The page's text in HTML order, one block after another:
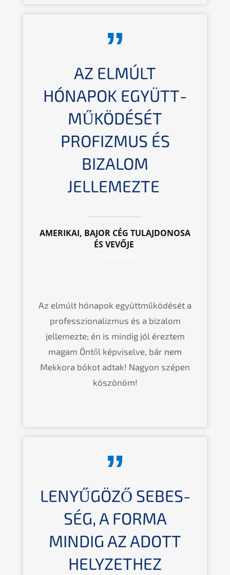
AZ ELMÚLT
HÓNAPOK EGYÜTT­
MŰ­KÖ­DÉ­SÉT
PROFIZ­MUS ÉS
BIZALOM
JELLEMEZTE
AMERI­KAI, BAJOR CÉG TULAJ­DO­NO­SA
ÉS VEVŐJE
Az elmúlt hónapok együtt­mű­kö­dé­sét a
profess­zio­na­liz­mus és a bizalom
jelle­mez­te; én is mindig jól éreztem
magam Öntől képvi­sel­ve, bár nem
Mekko­ra bókot adtak! Nagyon szépen
köszönöm!
LENYŰ­GÖ­ZŐ SEBES­
SÉG, A FORMA
MINDIG AZ ADOTT
HELYZ­ETHEZ